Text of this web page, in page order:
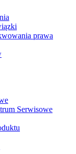
prawa
Serwisowe